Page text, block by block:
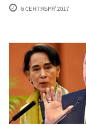
6 СЕНТЯБРЯ'2017